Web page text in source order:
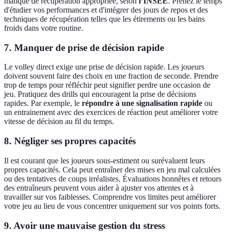
d'étudier vos performances et d'intégrer des jours de repos et des
techniques de récupération telles que les étirements ou les bains
froids dans votre routine.
7. Manquer de prise de décision rapide
Le volley direct exige une prise de décision rapide. Les joueurs
doivent souvent faire des choix en une fraction de seconde. Prendre
trop de temps pour réfléchir peut signifier perdre une occasion de
jeu. Pratiquez des drills qui encouragent la prise de décisions
rapides. Par exemple, le répondre à une signalisation rapide ou
un entrainement avec des exercices de réaction peut améliorer votre
vitesse de décision au fil du temps.
8. Négliger ses propres capacités
Il est courant que les joueurs sous-estiment ou surévaluent leurs
propres capacités. Cela peut entraîner des mises en jeu mal calculées
ou des tentatives de coups irréalistes. Évaluations honnêtes et retours
des entraîneurs peuvent vous aider à ajuster vos attentes et à
travailler sur vos faiblesses. Comprendre vos limites peut améliorer
votre jeu au lieu de vous concentrer uniquement sur vos points forts.
9. Avoir une mauvaise gestion du stress